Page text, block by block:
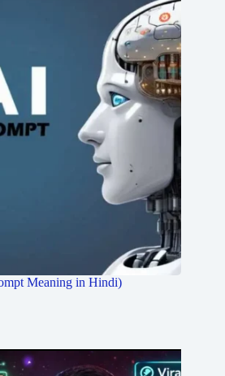
Meaning in Hindi)